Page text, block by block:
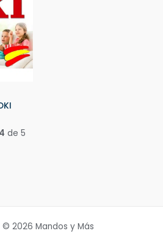
de 5
2026 Mandos y Más